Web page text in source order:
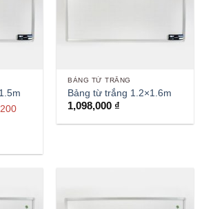
BẢNG TỪ TRẮNG
Bảng từ trắng 1.2×1.6m
1,098,000 ₫